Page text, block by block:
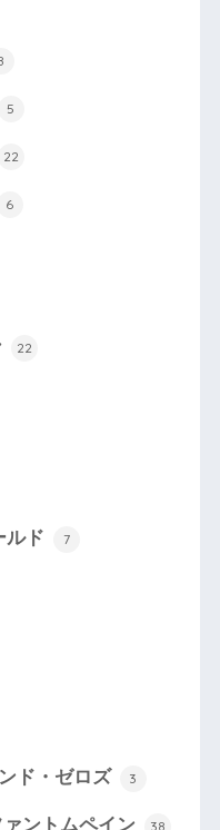
5
22
6
22
ルド 7
ド・ゼロズ 3
ントムペイン 38